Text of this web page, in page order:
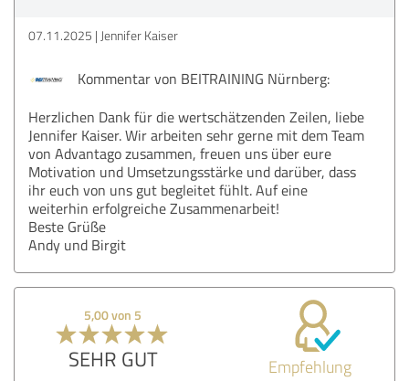
07.11.2025 Jennifer Kaiser
Kommentar von BEITRAINING Nürnberg:
Herzlichen Dank für die wertschätzenden Zeilen, liebe
Jennifer Kaiser. Wir arbeiten sehr gerne mit dem Team
von Advantago zusammen, freuen uns über eure
Motivation und Umsetzungsstärke und darüber, dass
ihr euch von uns gut begleitet fühlt. Auf eine
weiterhin erfolgreiche Zusammenarbeit!
Beste Grüße
Andy und Birgit
5,00 von 5
SEHR GUT Empfehlung